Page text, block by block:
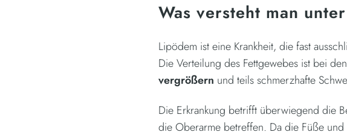
Was versteht man
Lipödem ist eine Krankheit, die fast
Die Verteilung des Fettgewebes ist bei
vergrößern und teils schmerzhafte
Die Erkrankung betrifft überwiegend die
die Oberarme betreffen. Da die Füße